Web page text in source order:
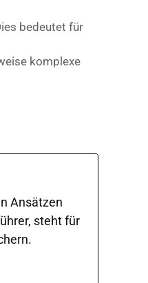
bedeutet für
komplexe
Ansätzen
steht für